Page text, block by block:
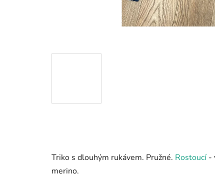
Triko s dlouhým rukávem. Pružné. Rostoucí -
merino.